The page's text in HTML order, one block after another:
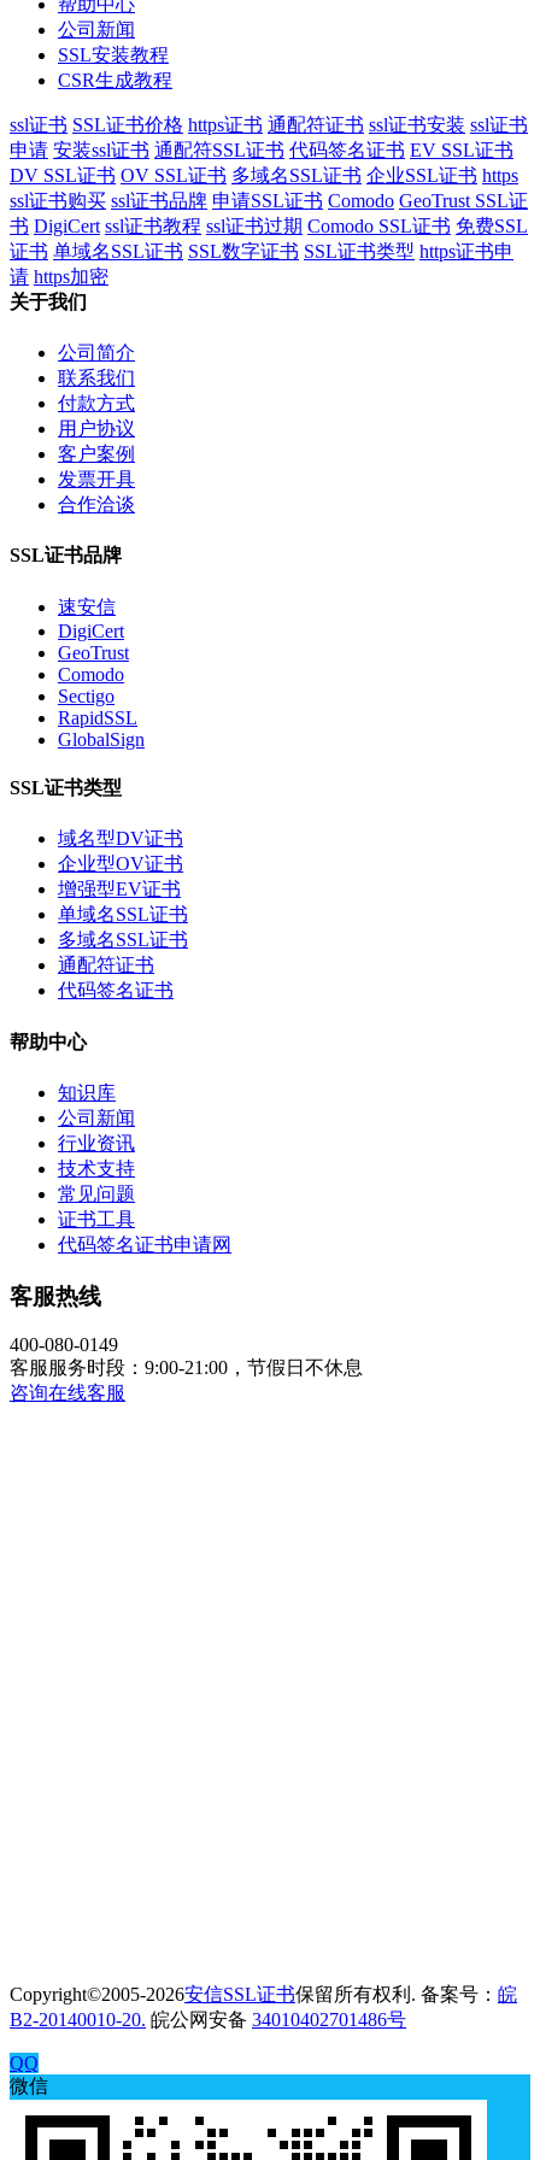
帮助中心
公司新闻
SSL安装教程
CSR生成教程
ssl证书 SSL证书价格 https证书 通配符证书 ssl证书安装 ssl证书
申请 安装ssl证书 通配符SSL证书 代码签名证书 EV SSL证书
DV SSL证书 OV SSL证书 多域名SSL证书 企业SSL证书 https
ssl证书购买 ssl证书品牌 申请SSL证书 Comodo GeoTrust SSL证
书 DigiCert ssl证书教程 ssl证书过期 Comodo SSL证书 免费SSL
证书 单域名SSL证书 SSL数字证书 SSL证书类型 https证书申
请 https加密
关于我们
公司简介
联系我们
付款方式
用户协议
客户案例
发票开具
合作洽谈
SSL证书品牌
速安信
DigiCert
GeoTrust
Comodo
Sectigo
RapidSSL
GlobalSign
SSL证书类型
域名型DV证书
企业型OV证书
增强型EV证书
单域名SSL证书
多域名SSL证书
通配符证书
代码签名证书
帮助中心
知识库
公司新闻
行业资讯
技术支持
常见问题
证书工具
代码签名证书申请网
客服热线
400-080-0149
客服服务时段：9:00-21:00，节假日不休息
咨询在线客服
Copyright©2005-2026安信SSL证书保留所有权利. 备案号： 皖
B2-20140010-20. 皖公网安备 34010402701486号
QQ
微信